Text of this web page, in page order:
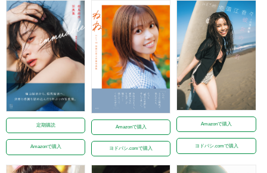
定期購読
Amazonで購入
Amazonで購入
ヨドバシ.comで購入
Amazonで購入
ヨドバシ.comで購入